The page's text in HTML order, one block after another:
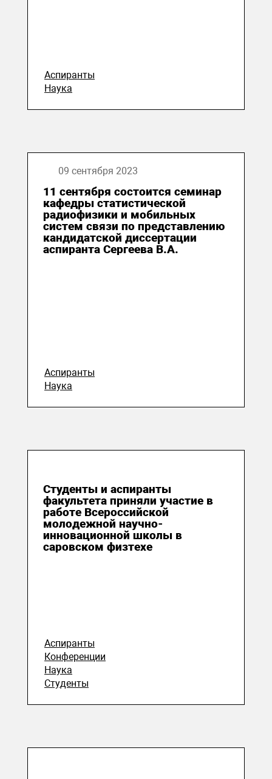
Аспиранты
Наука
09 сентября 2023
11 сентября состоится семинар
кафедры статистической
радиофизики и мобильных
систем связи по представлению
кандидатской диссертации
аспиранта Сергеева В.А.
Аспиранты
Наука
Студенты и аспиранты
факультета приняли участие в
работе Всероссийской
молодежной научно-
инновационной школы в
саровском физтехе
Аспиранты
Конференции
Наука
Студенты